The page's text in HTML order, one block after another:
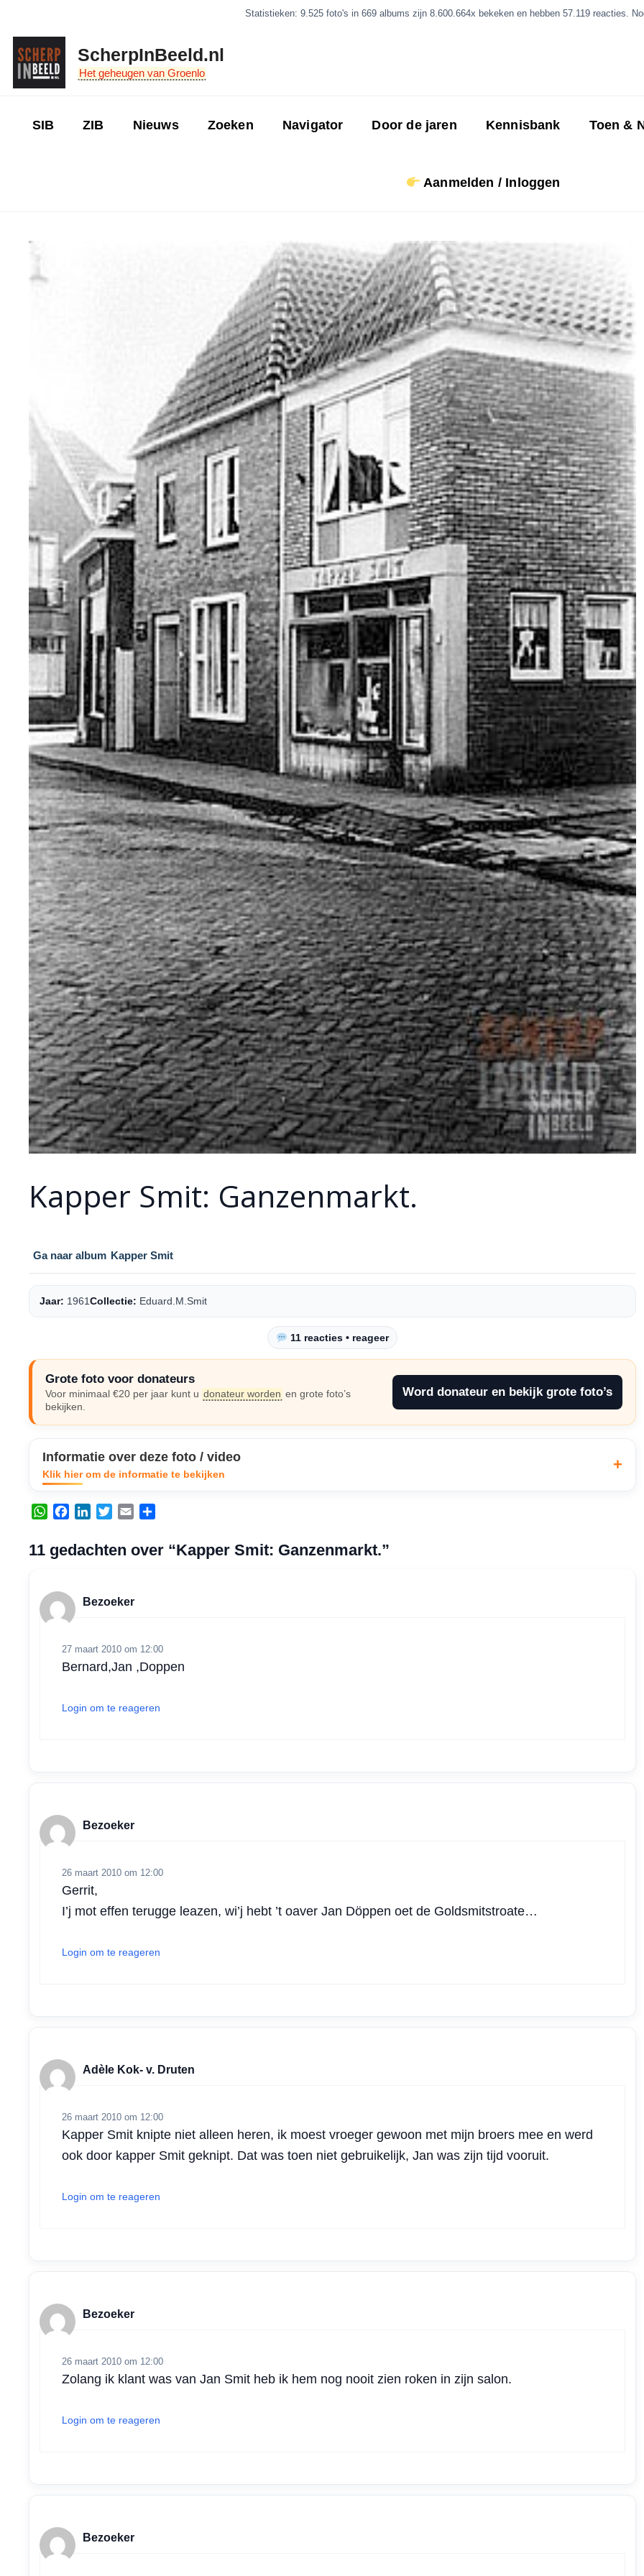
inhoud
Statistieken: 9.525 foto's in 669 albums zijn 8.600.664x bekeken en hebben 57.119 reacties.
ScherpInBeeld.nl
Het geheugen van Groenlo
SIB ZIB Nieuws Zoeken Navigator Door de jaren Kennisbank Toen &
Aanmelden / Inloggen
Kapper Smit: Ganzenmarkt.
Ga naar album Kapper Smit
Jaar: 1961Collectie: Eduard.M.Smit
11 reacties • reageer
Grote foto voor donateurs
Voor minimaal €20 per jaar kunt u donateur worden en grote foto’s
bekijken.
Word donateur en bekijk grote foto’s
Informatie over deze foto / video
Klik hier om de informatie te bekijken
W
A
p
p
c
e
o
k
n
k
I
t
r
i
e
11 gedachten over “Kapper Smit: Ganzenmarkt.”
Bezoeker
27 maart 2010 om 12:00
Bernard,Jan ,Doppen
Login om te reageren
Bezoeker
26 maart 2010 om 12:00
Gerrit,
I’j mot effen terugge leazen, wi’j hebt ’t oaver Jan Döppen oet de Goldsmitstroate…
Login om te reageren
Adèle Kok- v. Druten
26 maart 2010 om 12:00
Kapper Smit knipte niet alleen heren, ik moest vroeger gewoon met mijn broers mee en werd
ook door kapper Smit geknipt. Dat was toen niet gebruikelijk, Jan was zijn tijd vooruit.
Login om te reageren
Bezoeker
26 maart 2010 om 12:00
Zolang ik klant was van Jan Smit heb ik hem nog nooit zien roken in zijn salon.
Login om te reageren
Bezoeker